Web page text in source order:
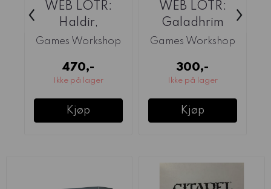
WEB LOTR:
Haldir,
Galadhrim
Games Workshop
470,-
Ikke på lager
Kjøp
WEB LOTR:
Galadhrim
Knights
Games Workshop
300,-
Ikke på lager
Kjøp
‹ ›